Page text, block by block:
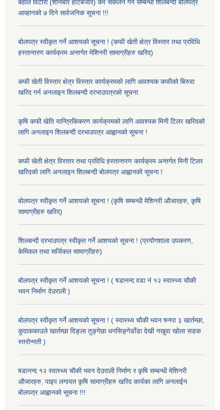
बहाल विटौरी (शनिबारे हाटबजार) कर संकलन गर्ने सम्बन्धी शिलबन्दी बोलपत्र
आव्हानको ७ दिने सार्वजनिक सूचना !!!
बोलपत्र स्वीकृत गर्ने आशयको सूचना ! (कफी खेती क्षेत्र विस्तार तथा प्रविधि
हस्तान्तरण कार्यक्रम अन्तर्गत मेशिनरी सामाग्रीहरु खरिद)
कफी खेती विस्तार क्षेत्र विस्तार कार्यक्रमको लागि आवश्यक कफीको बिरुवा
खरिद गर्न अनलाइन शिलबन्दी दरभाउपत्रको सूचना
कृषि कफी खेति यान्त्रिकिकरण कार्यक्रमको लागि आवश्यक मिनी टिलर खरिदको
लागि अनलाइन शिलबन्दी दरभाउपत्र आह्वानको सूचना !
कफी खेती क्षेत्र विस्तार तथा प्रविधि हस्तान्तरण कार्यक्रम अन्तर्गत मिनी टिलर
खरिदको लागि अनलाइन शिलबन्दी बोलपत्र आह्वानको सूचना !
बोलपत्र स्वीकृत गर्ने आशयको सूचना ! (कृषि सम्बन्धी मेशिनरी औजारहरु, कृषि
सामाग्रीहरु खरिद)
शिलबन्दी दरभाउपत्र स्वीकृत गर्ने आशयको सूचना ! (प्रयोगशाला उपकरण,
केमिकल तथा सर्जिकल सामाग्रीहरु)
बोलपत्र स्वीकृत गर्ने आशयको सूचना ! ( षडानन्द वडा नं १२ स्वास्थ्य चौकी
भवन निर्माण देउराली )
बोलपत्र स्वीकृत गर्ने आशयको सूचना ! ( स्वास्थ्य चौकी भवन षनपा ३ खार्तम्छा,
कुदाककाउले खार्तम्छा दिङ्ला तुङ्गेछा धनसिङ्गेडाँडा देखी नखुवा खोला सडक
स्तरोन्नती )
षडानन्द १२ स्वास्थ्य चौकी भवन देउराली निर्माण र कृषि सम्बन्धी मेशिनरी
औजारहरु, पाइप लगायत कृषि सामाग्रीहरु खरिद कार्यका लागि अनलाईन
बोलपत्र आह्वानको सूचना !!!